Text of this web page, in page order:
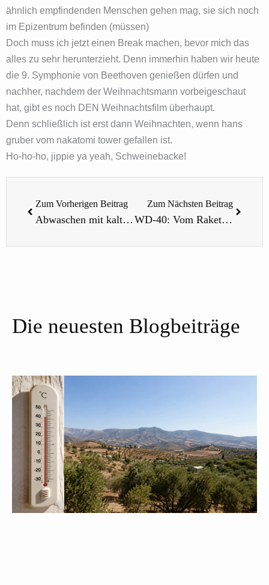
ähnlich empfindenden Menschen gehen mag, sie sich noch
im Epizentrum befinden (müssen)
Doch muss ich jetzt einen Break machen, bevor mich das
alles zu sehr herunterzieht. Denn immerhin haben wir heute
die 9. Symphonie von Beethoven genießen dürfen und
nachher, nachdem der Weihnachtsmann vorbeigeschaut
hat, gibt es noch DEN Weihnachtsfilm überhaupt.
Denn schließlich ist erst dann Weihnachten, wenn hans
gruber vom nakatomi tower gefallen ist.
Ho-ho-ho, jippie ya yeah, Schweinebacke!
Zum Vorherigen Beitrag
Abwaschen mit kaltem Wasser
Zum Nächsten Beitrag
WD-40: Vom Raketenlabor ins Wohnmobil
Die neuesten Blogbeiträge